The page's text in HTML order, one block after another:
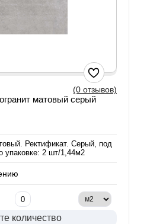
(0 отзывов)
матовый серый
Ректификат. Серый, под
упаковке: 2 шт/1,44м2
количество